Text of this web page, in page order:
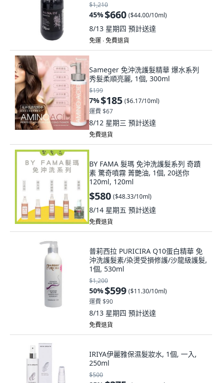
$1,210
45%$660 ($44.00/10ml)
8/13 星期四 預計送達
免運 ∙ 免費退貨
Sameger 免沖洗護髮精華 爆水系列
秀髮柔順亮麗, 1個, 300ml
$199
7%$185 ($6.17/10ml)
運費 $67
8/12 星期三 預計送達
免費退貨
BY FAMA 髮瑪 免沖洗護髮系列 奇蹟
素 驚奇噴霧 菁艷油, 1個, 20送你
120ml, 120ml
$580 ($48.33/10ml)
8/14 星期五 預計送達
免費退貨
普莉西拉 PURICIRA Q10蛋白精華 免
沖洗護髮素/染燙受損修護/沙龍級護髮,
1個, 530ml
$1,200
50%$599 ($11.30/10ml)
運費 $90
8/13 星期四 預計送達
免費退貨
IRIYA伊麗雅保濕髮妝水, 1個, 一入,
250ml
$500